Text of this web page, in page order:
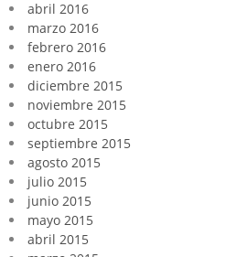
abril 2016
marzo 2016
febrero 2016
enero 2016
diciembre 2015
noviembre 2015
octubre 2015
septiembre 2015
agosto 2015
julio 2015
junio 2015
mayo 2015
abril 2015